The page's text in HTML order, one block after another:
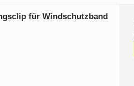
für Windschutzband